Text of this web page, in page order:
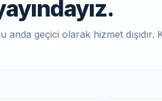
anda geçici olarak hizmet